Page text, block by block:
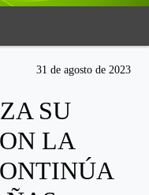
31 de agosto de 2023
SU
LA